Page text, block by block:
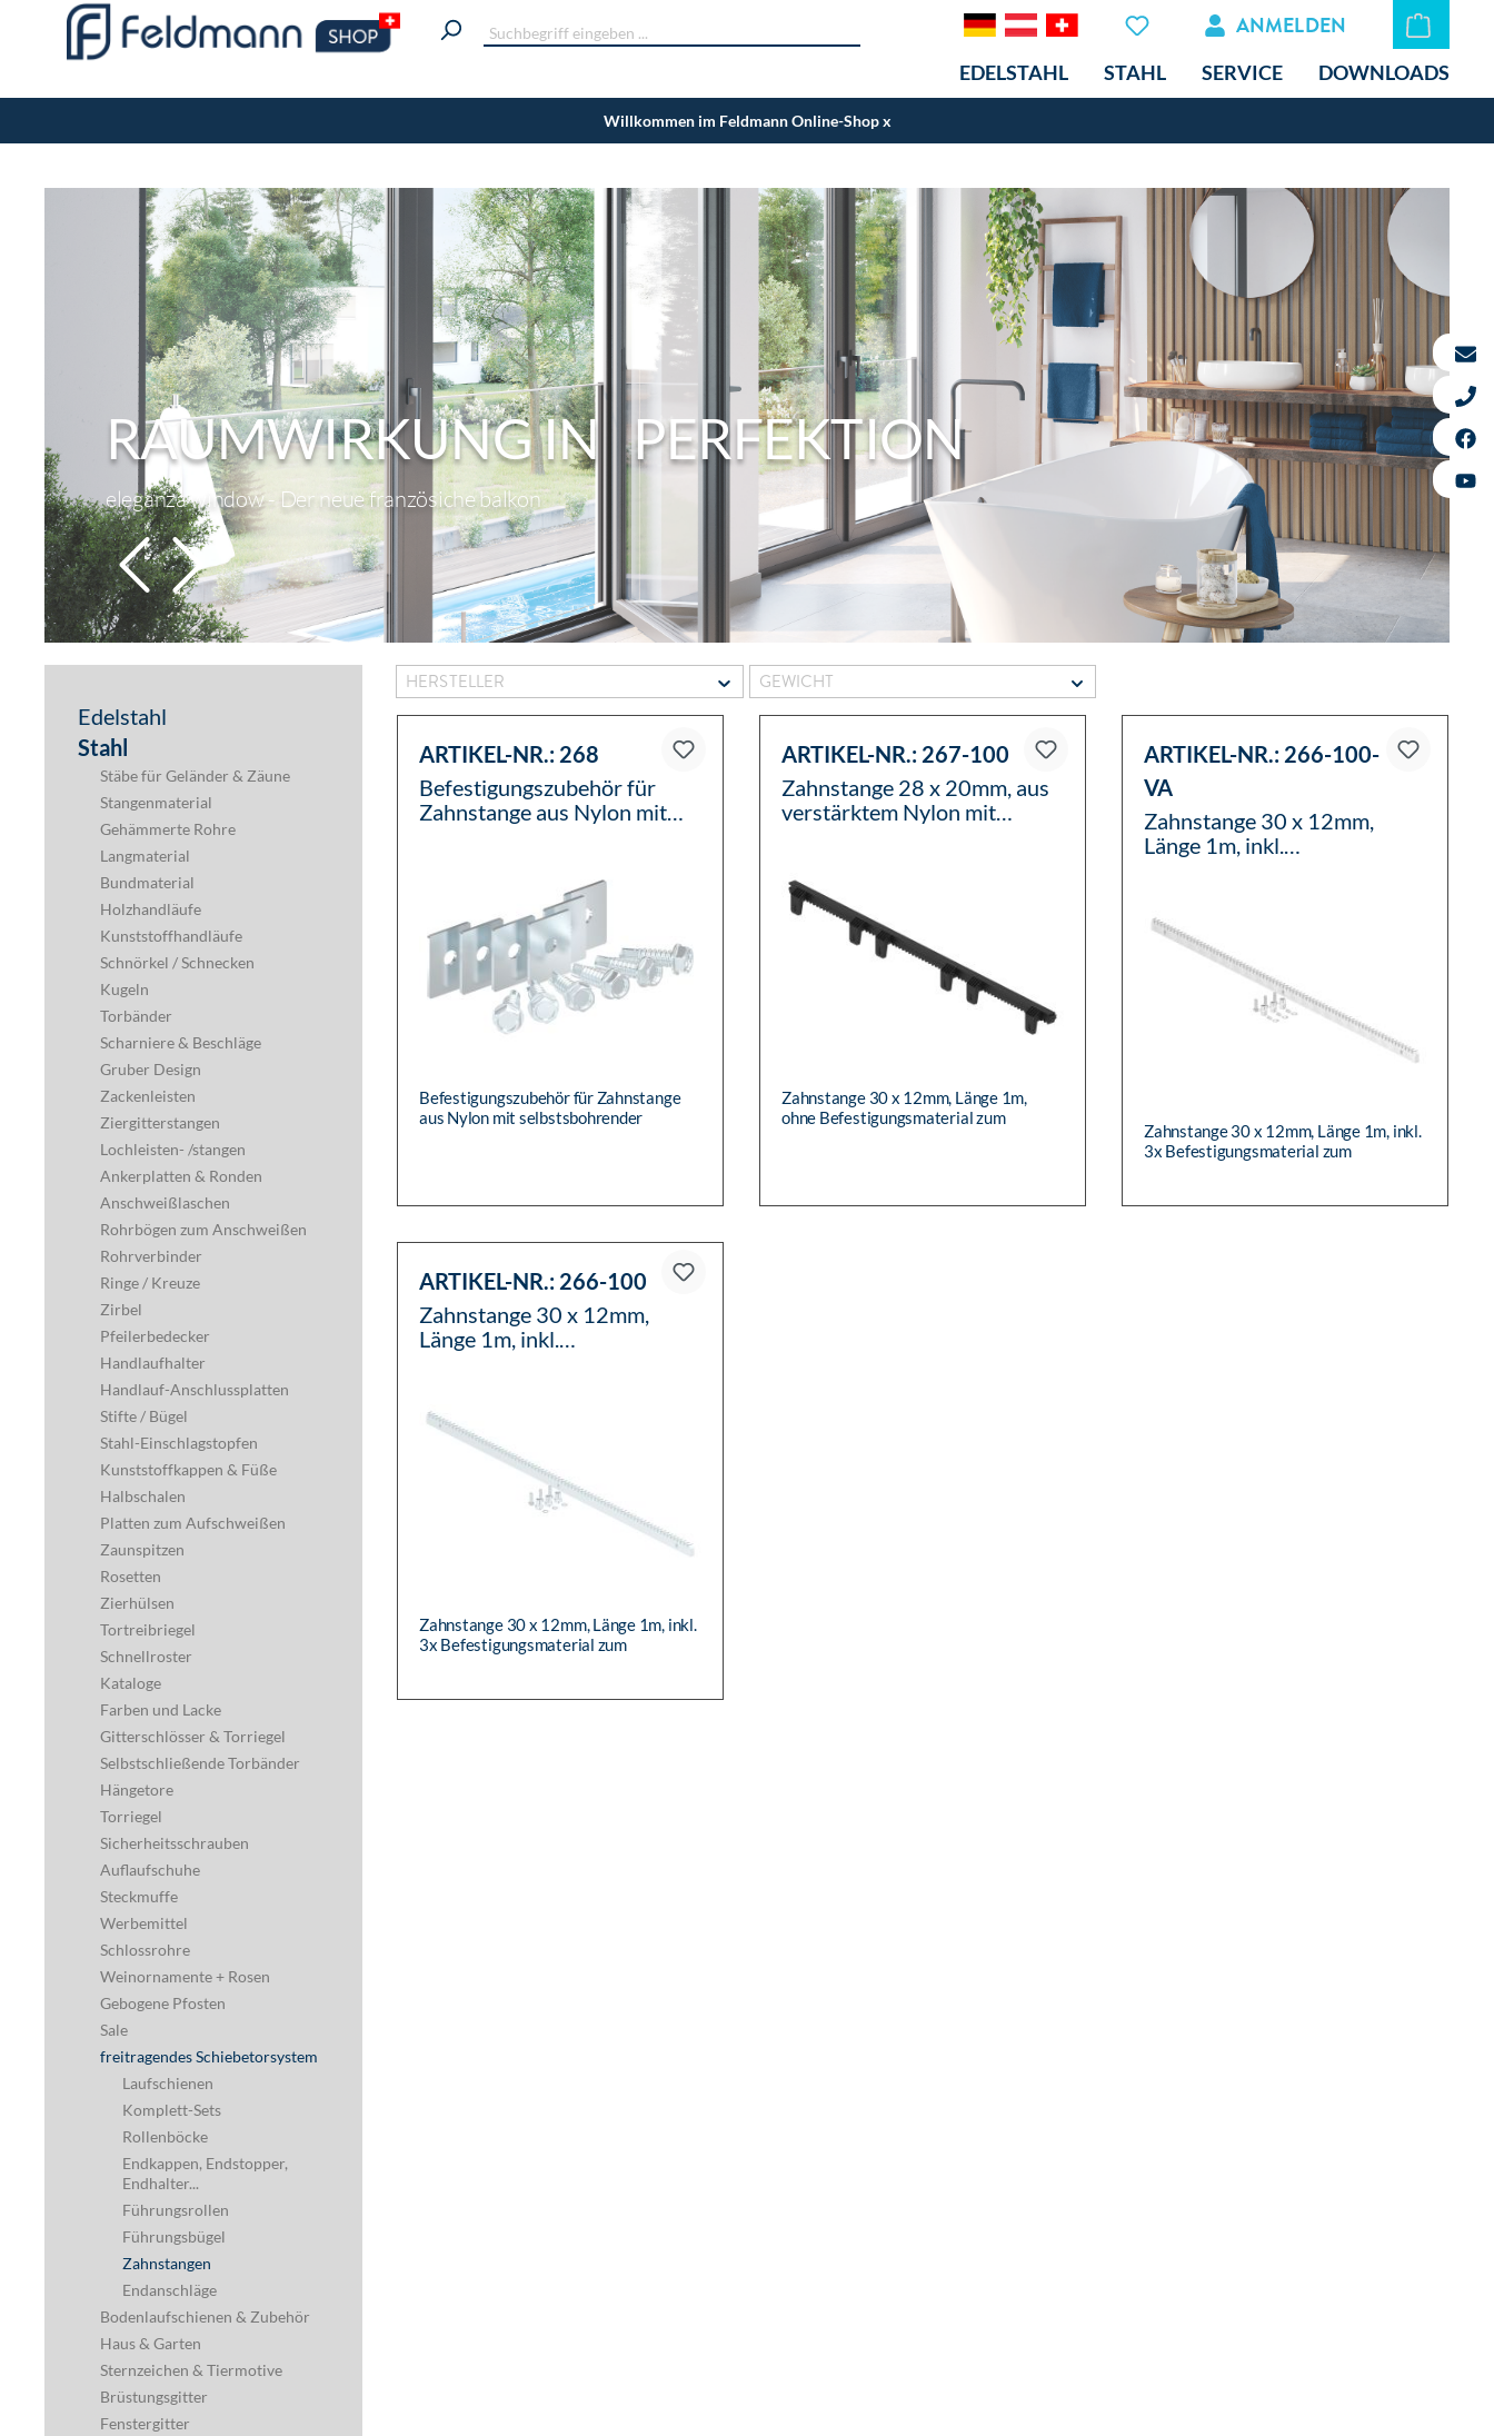
ANMELDEN
EDELSTAHL STAHL SERVICE DOWNLOADS
Willkommen im Feldmann Online-Shopx
RAUMWIRKUNG IN PERFEKTION
eleganza window - Der neue französiche balkon
Edelstahl
Stahl
Stäbe für Geländer & Zäune
Stangenmaterial
Gehämmerte Rohre
Langmaterial
Bundmaterial
Holzhandläufe
Kunststoffhandläufe
Schnörkel / Schnecken
Kugeln
Torbänder
Scharniere & Beschläge
Gruber Design
Zackenleisten
Ziergitterstangen
Lochleisten- /stangen
Ankerplatten & Ronden
Anschweißlaschen
Rohrbögen zum Anschweißen
Rohrverbinder
Ringe / Kreuze
Zirbel
Pfeilerbedecker
Handlaufhalter
Handlauf-Anschlussplatten
Stifte / Bügel
Stahl-Einschlagstopfen
Kunststoffkappen & Füße
Halbschalen
Platten zum Aufschweißen
Zaunspitzen
Rosetten
Zierhülsen
Tortreibriegel
Schnellroster
Kataloge
Farben und Lacke
Gitterschlösser & Torriegel
Selbstschließende Torbänder
Hängetore
Torriegel
Sicherheitsschrauben
Auflaufschuhe
Steckmuffe
Werbemittel
Schlossrohre
Weinornamente + Rosen
Gebogene Pfosten
Sale
freitragendes Schiebetorsystem
Laufschienen
Komplett-Sets
Rollenböcke
Endkappen, Endstopper,
Endhalter...
Führungsrollen
Führungsbügel
Zahnstangen
Endanschläge
Bodenlaufschienen & Zubehör
Haus & Garten
Sternzeichen & Tiermotive
Brüstungsgitter
Fenstergitter
HERSTELLER GEWICHT
ARTIKEL-NR.: 268
Befestigungszubehör für
Zahnstange aus Nylon mit
Befestigungszubehör für Zahnstange
aus Nylon mit selbstsbohrender
ARTIKEL-NR.:267-100
Zahnstange 28 x 20mm, aus
verstärktem Nylon mit
Zahnstange 30 x 12mm, Länge 1m,
ohne Befestigungsmaterial zum
ARTIKEL-NR.:266-100-
VA
Zahnstange 30 x 12mm,
Länge 1m, inkl.
Zahnstange 30 x 12mm, Länge 1m, inkl.
3x Befestigungsmaterial zum
ARTIKEL-NR.: 266-100
Zahnstange 30 x 12mm,
Länge 1m, inkl.
Zahnstange 30 x 12mm, Länge 1m, inkl.
3x Befestigungsmaterial zum